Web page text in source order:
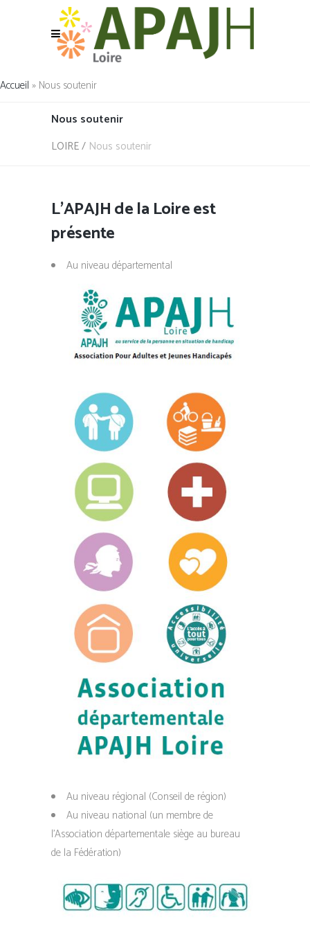
Accueil » Nous soutenir
Nous soutenir
LOIRE/ Nous soutenir
L’APAJH de la Loire est
présente
Au niveau départemental
Au niveau régional (Conseil de région)
Au niveau national (un membre de
l’Association départementale siège au bureau
de la Fédération)